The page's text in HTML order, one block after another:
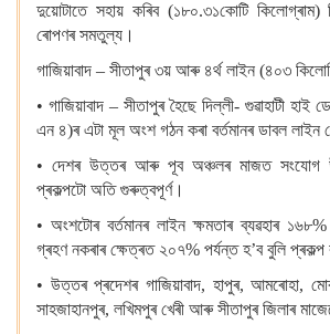
দুয়োটাতে সহায় কৰিব (১৮০.৩১কোটি
ৰোপণৰ সমতুল্য।
গাজিয়াবাদ – সীতাপুৰ ৩য় আৰু ৪ৰ্থ লাইন (৪০৩
• গাজিয়াবাদ – সীতাপুৰ হৈছে দিল্লী- গুৱাহাটী হাই
এন ৪)ৰ এটা মূল অংশ গঠন কৰা বৰ্তমানৰ ডাবল লাইন
• দেশৰ উত্তৰ আৰু পূব অঞ্চলৰ মাজত সংযোগ
প্ৰকল্পটো অতি গুৰুত্বপূৰ্ণ।
• অংশটোৰ বৰ্তমানৰ লাইন ক্ষমতাৰ ব্যৱহাৰ
গ্ৰহণ নকৰাৰ ক্ষেত্ৰত ২০৭% পৰ্যন্ত হ’ব বুলি প্ৰকল্প
• উত্তৰ প্ৰদেশৰ গাজিয়াবাদ, হাপুৰ, আমৰোহা,
সাহজাহানপুৰ, লখিমপুৰ খেৰী আৰু সীতাপুৰ জিলাৰ